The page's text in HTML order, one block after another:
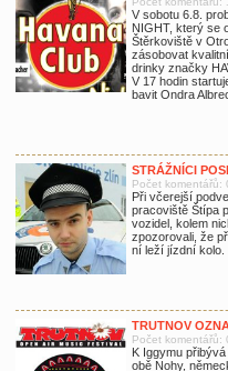
V sobotu 6.8.
NIGHT, který se
Štěrkoviště v
zásobovat
drinky značky
V 17 hodin
bavit Ondra
STRÁŽNÍCI
Počet komentářů:
Při včerejší
pracoviště Štípa
vozidel, kolem
zpozorovali, že
ní leží jízdní kolo.
TRUTNOV
Počet komentářů:
K Iggymu
obě Nohy,